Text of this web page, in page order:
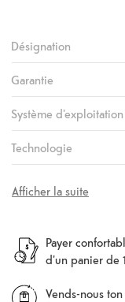
Désignation
Garantie
Système d'exploitation
Technologie
Afficher la suite
Payer
d'un panier de
Vends-nous